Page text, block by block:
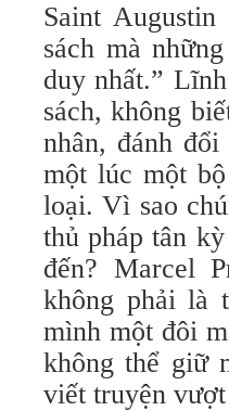
Saint
sách mà
duy nhất.”
sách, không
nhân, đánh
một lúc một
loại. Vì sao
thủ pháp tân
đến? Marcel
không phải là
mình một đôi
không thể giữ
viết truyện